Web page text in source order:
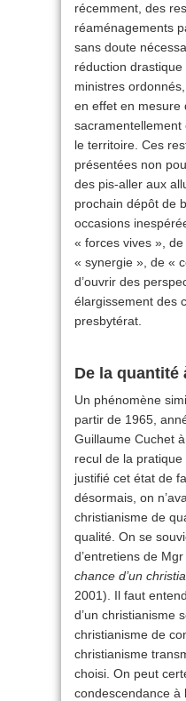
récemment, des
réaménagements
sans doute
réduction
ministres
en effet en mesure
le territoire. Ces
présentées non
des pis-aller aux
prochain dépôt de
occasions
« forces vives »,
« synergie », de «
d’ouvrir des
élargissement des
presbytérat.
De la quantité
Un phénomène
partir de 1965,
Guillaume Cuchet
recul de la pratique
justifié cet état de
désormais, on
christianisme de
qualité. On se
d’entretiens de
chance d’un
2001). Il faut
d’un christianisme
christianisme de
christianisme
choisi. On peut
condescendance à